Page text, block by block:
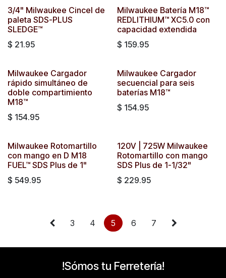
3/4" Milwaukee Cincel de
paleta SDS-PLUS
SLEDGE™
$ 21.95
Milwaukee Batería M18™
REDLITHIUM™ XC5.0 con
capacidad extendida
$ 159.95
Milwaukee Cargador
rápido simultáneo de
doble compartimiento
M18™
$ 154.95
Milwaukee Cargador
secuencial para seis
baterías M18™
$ 154.95
Milwaukee Rotomartillo
con mango en D M18
FUEL™ SDS Plus de 1"
$ 549.95
120V | 725W Milwaukee
Rotomartillo con mango
SDS Plus de 1-1/32"
$ 229.95
3 4 5 6 7
!Sómos tu Ferretería!